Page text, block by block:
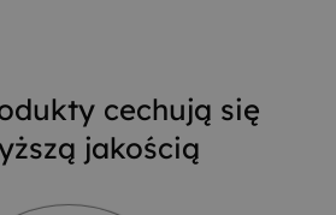
cechują się
jakością